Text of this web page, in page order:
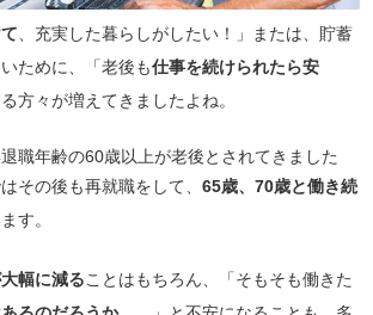
、充実した暮らしがしたい！」または、貯蓄
ために、「老後も仕事を続けられたら安
方々が増えてきましたよね。
職年齢の60歳以上が老後とされてきました
その後も再就職をして、65歳、70歳と働き続
す。
幅に減ることはもちろん、「そもそも働きた